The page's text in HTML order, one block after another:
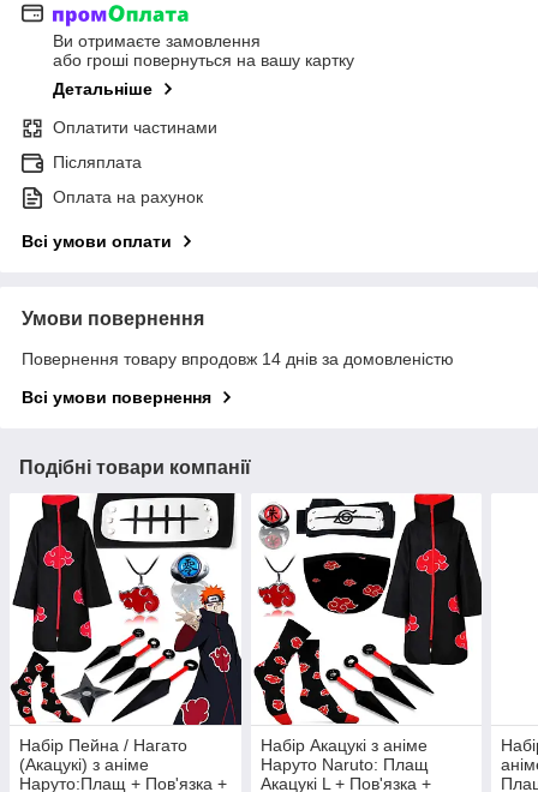
Ви отримаєте замовлення
або гроші повернуться на вашу картку
Детальніше
Оплатити частинами
Післяплата
Оплата на рахунок
Всі умови оплати
Умови повернення
Повернення товару впродовж 14 днів за домовленістю
Всі умови повернення
Подібні товари компанії
Набір Пейна / Нагато
(Акацукі) з аніме
Наруто:Плащ + Пов'язка +
Набір Акацукі з аніме
Наруто Naruto: Плащ
Акацукі L + Пов'язка +